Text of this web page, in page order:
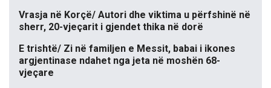
Vrasja në Korçë/ Autori dhe viktima u përfshinë në
sherr, 20-vjeçarit i gjendet thika në dorë
E trishtë/ Zi në familjen e Messit, babai i ikones
argjentinase ndahet nga jeta në moshën 68-
vjeçare